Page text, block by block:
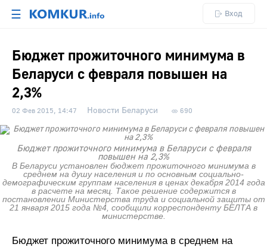
☰ Вход
Бюджет прожиточного минимума в
Беларуси с февраля повышен на
2,3%
02 Фев 2015, 14:47 Новости Беларуси 690
Бюджет прожиточного минимума в Беларуси с февраля
повышен на 2,3%
В Беларуси установлен бюджет прожиточного минимума в
среднем на душу населения и по основным социально-
демографическим группам населения в ценах декабря 2014 года
в расчете на месяц. Такое решение содержится в
постановлении Министерства труда и социальной защиты от
21 января 2015 года №4, сообщили корреспонденту БЕЛТА в
министерстве.
Бюджет прожиточного минимума в среднем на